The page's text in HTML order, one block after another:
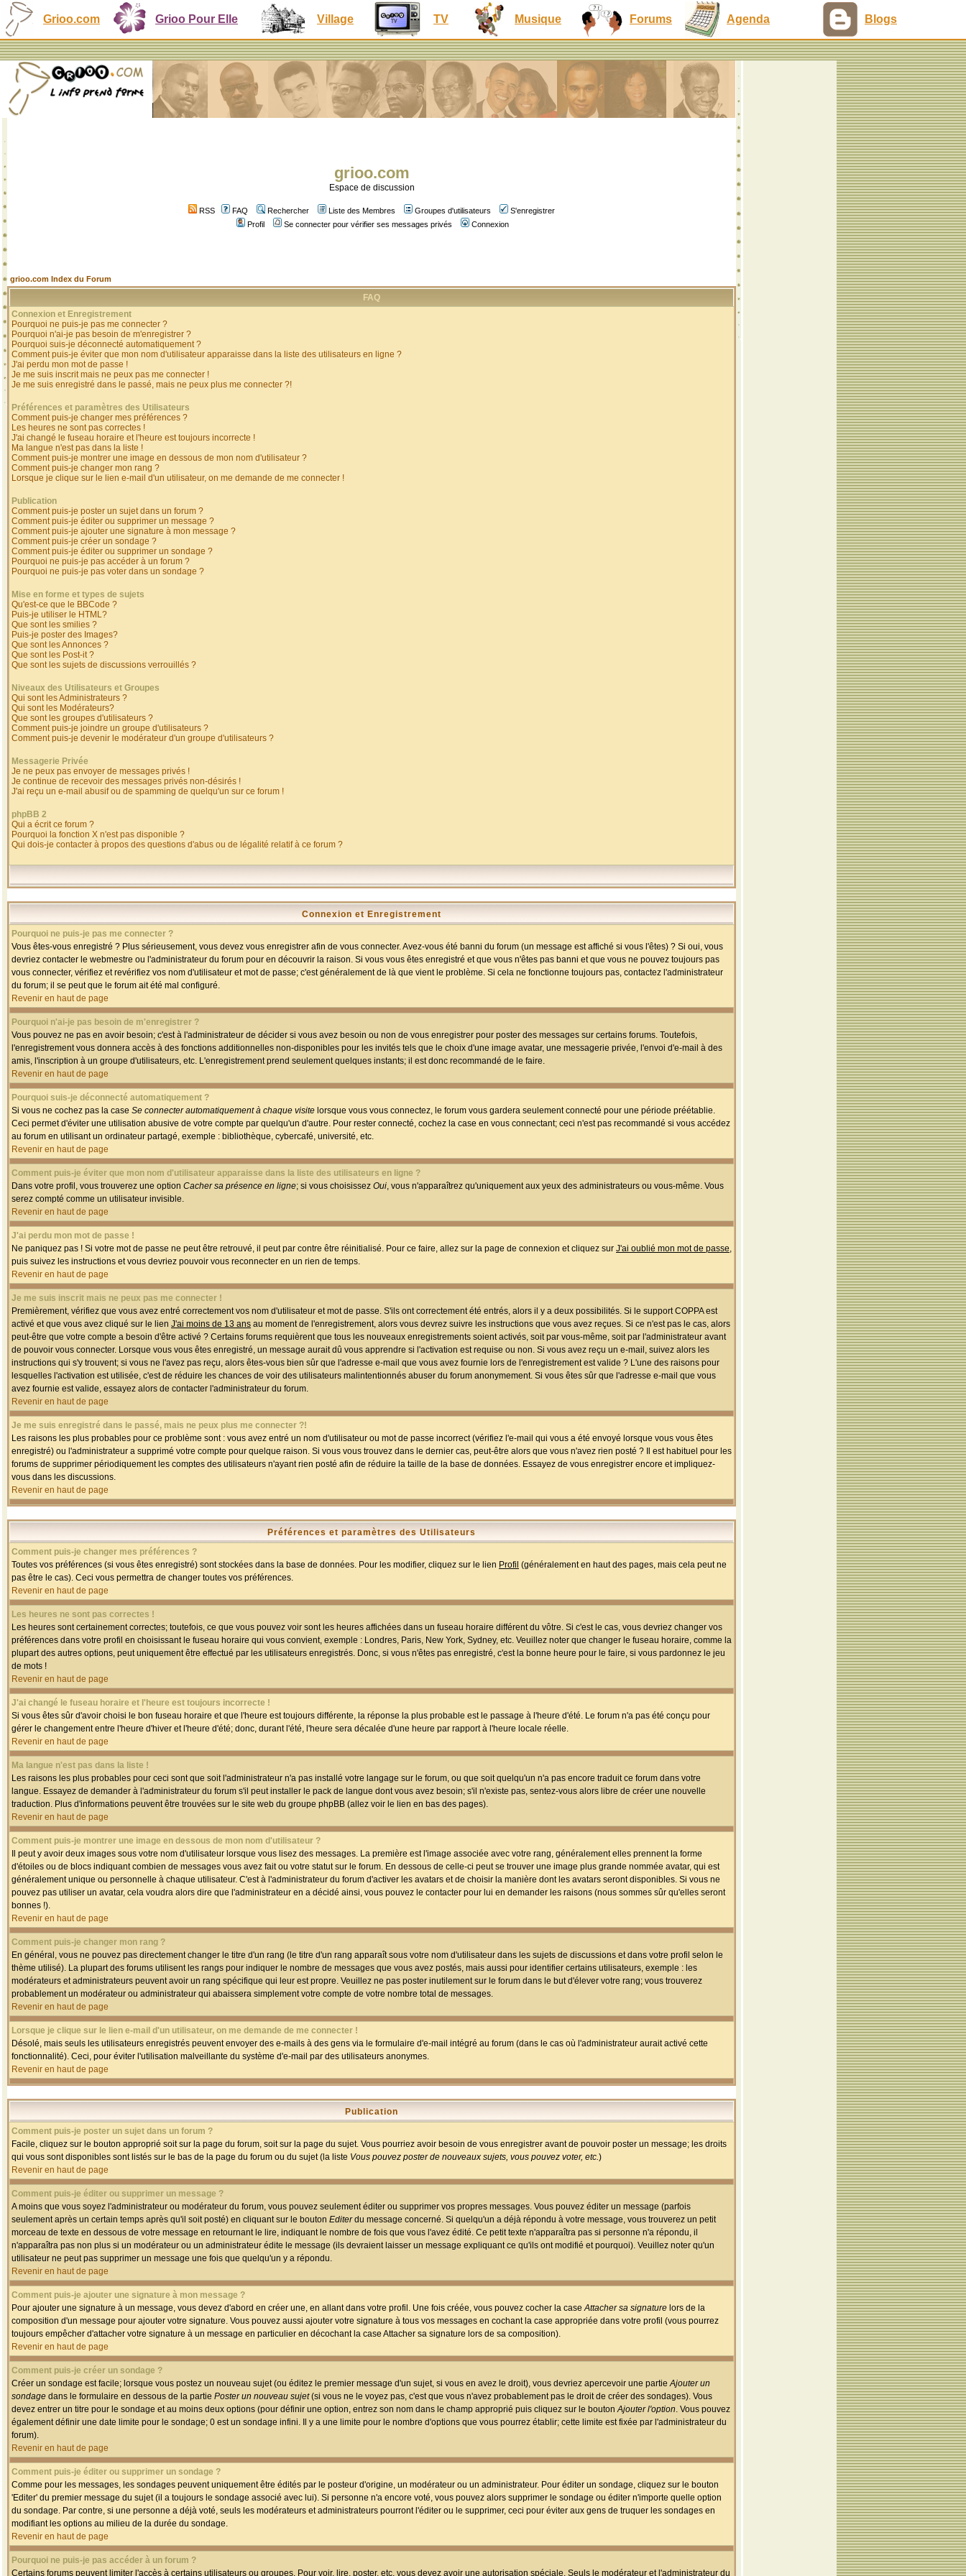
Grioo.com Grioo Pour Elle Village TV Musique Forums Agenda Blogs
grioo.com
Espace de discussion
RSS FAQ Rechercher Liste des Membres Groupes d'utilisateurs
S'enregistrer
Profil
Se connecter pour vérifier ses messages privés Connexion
grioo.com Index du Forum
FAQ
Connexion et Enregistrement
Pourquoi ne puis-je pas me connecter ?
Pourquoi n'ai-je pas besoin de m'enregistrer ?
Pourquoi suis-je déconnecté automatiquement ?
Comment puis-je éviter que mon nom d'utilisateur apparaisse dans la liste des utilisateurs en ligne ?
J'ai perdu mon mot de passe !
Je me suis inscrit mais ne peux pas me connecter !
Je me suis enregistré dans le passé, mais ne peux plus me connecter ?!
Préférences et paramètres des Utilisateurs
Comment puis-je changer mes préférences ?
Les heures ne sont pas correctes !
J'ai changé le fuseau horaire et l'heure est toujours incorrecte !
Ma langue n'est pas dans la liste !
Comment puis-je montrer une image en dessous de mon nom d'utilisateur ?
Comment puis-je changer mon rang ?
Lorsque je clique sur le lien e-mail d'un utilisateur, on me demande de me connecter !
Publication
Comment puis-je poster un sujet dans un forum ?
Comment puis-je éditer ou supprimer un message ?
Comment puis-je ajouter une signature à mon message ?
Comment puis-je créer un sondage ?
Comment puis-je éditer ou supprimer un sondage ?
Pourquoi ne puis-je pas accéder à un forum ?
Pourquoi ne puis-je pas voter dans un sondage ?
Mise en forme et types de sujets
Qu'est-ce que le BBCode ?
Puis-je utiliser le HTML?
Que sont les smilies ?
Puis-je poster des Images?
Que sont les Annonces ?
Que sont les Post-it ?
Que sont les sujets de discussions verrouillés ?
Niveaux des Utilisateurs et Groupes
Qui sont les Administrateurs ?
Qui sont les Modérateurs?
Que sont les groupes d'utilisateurs ?
Comment puis-je joindre un groupe d'utilisateurs ?
Comment puis-je devenir le modérateur d'un groupe d'utilisateurs ?
Messagerie Privée
Je ne peux pas envoyer de messages privés !
Je continue de recevoir des messages privés non-désirés !
J'ai reçu un e-mail abusif ou de spamming de quelqu'un sur ce forum !
phpBB 2
Qui a écrit ce forum ?
Pourquoi la fonction X n'est pas disponible ?
Qui dois-je contacter à propos des questions d'abus ou de légalité relatif à ce forum ?
Connexion et Enregistrement
Pourquoi ne puis-je pas me connecter ?
Vous êtes-vous enregistré ? Plus sérieusement, vous devez vous enregistrer afin de vous connecter. Avez-vous été banni du forum (un message est affiché si vous l'êtes) ? Si oui, vous
devriez contacter le webmestre ou l'administrateur du forum pour en découvrir la raison. Si vous vous êtes enregistré et que vous n'êtes pas banni et que vous ne pouvez toujours pas
vous connecter, vérifiez et revérifiez vos nom d'utilisateur et mot de passe; c'est généralement de là que vient le problème. Si cela ne fonctionne toujours pas, contactez l'administrateur
du forum; il se peut que le forum ait été mal configuré.
Revenir en haut de page
Pourquoi n'ai-je pas besoin de m'enregistrer ?
Vous pouvez ne pas en avoir besoin; c'est à l'administrateur de décider si vous avez besoin ou non de vous enregistrer pour poster des messages sur certains forums. Toutefois,
l'enregistrement vous donnera accès à des fonctions additionnelles non-disponibles pour les invités tels que le choix d'une image avatar, une messagerie privée, l'envoi d'e-mail à des
amis, l'inscription à un groupe d'utilisateurs, etc. L'enregistrement prend seulement quelques instants; il est donc recommandé de le faire.
Revenir en haut de page
Pourquoi suis-je déconnecté automatiquement ?
Si vous ne cochez pas la case Se connecter automatiquement à chaque visite lorsque vous vous connectez, le forum vous gardera seulement connecté pour une période préétablie.
Ceci permet d'éviter une utilisation abusive de votre compte par quelqu'un d'autre. Pour rester connecté, cochez la case en vous connectant; ceci n'est pas recommandé si vous accédez
au forum en utilisant un ordinateur partagé, exemple : bibliothèque, cybercafé, université, etc.
Revenir en haut de page
Comment puis-je éviter que mon nom d'utilisateur apparaisse dans la liste des utilisateurs en ligne ?
Dans votre profil, vous trouverez une option Cacher sa présence en ligne; si vous choisissez Oui, vous n'apparaîtrez qu'uniquement aux yeux des administrateurs ou vous-même. Vous
serez compté comme un utilisateur invisible.
Revenir en haut de page
J'ai perdu mon mot de passe !
Ne paniquez pas ! Si votre mot de passe ne peut être retrouvé, il peut par contre être réinitialisé. Pour ce faire, allez sur la page de connexion et cliquez sur J'ai oublié mon mot de passe,
puis suivez les instructions et vous devriez pouvoir vous reconnecter en un rien de temps.
Revenir en haut de page
Je me suis inscrit mais ne peux pas me connecter !
Premièrement, vérifiez que vous avez entré correctement vos nom d'utilisateur et mot de passe. S'ils ont correctement été entrés, alors il y a deux possibilités. Si le support COPPA est
activé et que vous avez cliqué sur le lien J'ai moins de 13 ans au moment de l'enregistrement, alors vous devrez suivre les instructions que vous avez reçues. Si ce n'est pas le cas, alors
peut-être que votre compte a besoin d'être activé ? Certains forums requièrent que tous les nouveaux enregistrements soient activés, soit par vous-même, soit par l'administrateur avant
de pouvoir vous connecter. Lorsque vous vous êtes enregistré, un message aurait dû vous apprendre si l'activation est requise ou non. Si vous avez reçu un e-mail, suivez alors les
instructions qui s'y trouvent; si vous ne l'avez pas reçu, alors êtes-vous bien sûr que l'adresse e-mail que vous avez fournie lors de l'enregistrement est valide ? L'une des raisons pour
lesquelles l'activation est utilisée, c'est de réduire les chances de voir des utilisateurs malintentionnés abuser du forum anonymement. Si vous êtes sûr que l'adresse e-mail que vous
avez fournie est valide, essayez alors de contacter l'administrateur du forum.
Revenir en haut de page
Je me suis enregistré dans le passé, mais ne peux plus me connecter ?!
Les raisons les plus probables pour ce problème sont : vous avez entré un nom d'utilisateur ou mot de passe incorrect (vérifiez l'e-mail qui vous a été envoyé lorsque vous vous êtes
enregistré) ou l'administrateur a supprimé votre compte pour quelque raison. Si vous vous trouvez dans le dernier cas, peut-être alors que vous n'avez rien posté ? Il est habituel pour les
forums de supprimer périodiquement les comptes des utilisateurs n'ayant rien posté afin de réduire la taille de la base de données. Essayez de vous enregistrer encore et impliquez-
vous dans les discussions.
Revenir en haut de page
Préférences et paramètres des Utilisateurs
Comment puis-je changer mes préférences ?
Toutes vos préférences (si vous êtes enregistré) sont stockées dans la base de données. Pour les modifier, cliquez sur le lien Profil (généralement en haut des pages, mais cela peut ne
pas être le cas). Ceci vous permettra de changer toutes vos préférences.
Revenir en haut de page
Les heures ne sont pas correctes !
Les heures sont certainement correctes; toutefois, ce que vous pouvez voir sont les heures affichées dans un fuseau horaire différent du vôtre. Si c'est le cas, vous devriez changer vos
préférences dans votre profil en choisissant le fuseau horaire qui vous convient, exemple : Londres, Paris, New York, Sydney, etc. Veuillez noter que changer le fuseau horaire, comme la
plupart des autres options, peut uniquement être effectué par les utilisateurs enregistrés. Donc, si vous n'êtes pas enregistré, c'est la bonne heure pour le faire, si vous pardonnez le jeu
de mots !
Revenir en haut de page
J'ai changé le fuseau horaire et l'heure est toujours incorrecte !
Si vous êtes sûr d'avoir choisi le bon fuseau horaire et que l'heure est toujours différente, la réponse la plus probable est le passage à l'heure d'été. Le forum n'a pas été conçu pour
gérer le changement entre l'heure d'hiver et l'heure d'été; donc, durant l'été, l'heure sera décalée d'une heure par rapport à l'heure locale réelle.
Revenir en haut de page
Ma langue n'est pas dans la liste !
Les raisons les plus probables pour ceci sont que soit l'administrateur n'a pas installé votre langage sur le forum, ou que soit quelqu'un n'a pas encore traduit ce forum dans votre
langue. Essayez de demander à l'administrateur du forum s'il peut installer le pack de langue dont vous avez besoin; s'il n'existe pas, sentez-vous alors libre de créer une nouvelle
traduction. Plus d'informations peuvent être trouvées sur le site web du groupe phpBB (allez voir le lien en bas des pages).
Revenir en haut de page
Comment puis-je montrer une image en dessous de mon nom d'utilisateur ?
Il peut y avoir deux images sous votre nom d'utilisateur lorsque vous lisez des messages. La première est l'image associée avec votre rang, généralement elles prennent la forme
d'étoiles ou de blocs indiquant combien de messages vous avez fait ou votre statut sur le forum. En dessous de celle-ci peut se trouver une image plus grande nommée avatar, qui est
généralement unique ou personnelle à chaque utilisateur. C'est à l'administrateur du forum d'activer les avatars et de choisir la manière dont les avatars seront disponibles. Si vous ne
pouvez pas utiliser un avatar, cela voudra alors dire que l'administrateur en a décidé ainsi, vous pouvez le contacter pour lui en demander les raisons (nous sommes sûr qu'elles seront
bonnes !).
Revenir en haut de page
Comment puis-je changer mon rang ?
En général, vous ne pouvez pas directement changer le titre d'un rang (le titre d'un rang apparaît sous votre nom d'utilisateur dans les sujets de discussions et dans votre profil selon le
thème utilisé). La plupart des forums utilisent les rangs pour indiquer le nombre de messages que vous avez postés, mais aussi pour identifier certains utilisateurs, exemple : les
modérateurs et administrateurs peuvent avoir un rang spécifique qui leur est propre. Veuillez ne pas poster inutilement sur le forum dans le but d'élever votre rang; vous trouverez
probablement un modérateur ou administrateur qui abaissera simplement votre compte de votre nombre total de messages.
Revenir en haut de page
Lorsque je clique sur le lien e-mail d'un utilisateur, on me demande de me connecter !
Désolé, mais seuls les utilisateurs enregistrés peuvent envoyer des e-mails à des gens via le formulaire d'e-mail intégré au forum (dans le cas où l'administrateur aurait activé cette
fonctionnalité). Ceci, pour éviter l'utilisation malveillante du système d'e-mail par des utilisateurs anonymes.
Revenir en haut de page
Publication
Comment puis-je poster un sujet dans un forum ?
Facile, cliquez sur le bouton approprié soit sur la page du forum, soit sur la page du sujet. Vous pourriez avoir besoin de vous enregistrer avant de pouvoir poster un message; les droits
qui vous sont disponibles sont listés sur le bas de la page du forum ou du sujet (la liste Vous pouvez poster de nouveaux sujets, vous pouvez voter, etc.)
Revenir en haut de page
Comment puis-je éditer ou supprimer un message ?
A moins que vous soyez l'administrateur ou modérateur du forum, vous pouvez seulement éditer ou supprimer vos propres messages. Vous pouvez éditer un message (parfois
seulement après un certain temps après qu'il soit posté) en cliquant sur le bouton Editerdu message concerné. Si quelqu'un a déjà répondu à votre message, vous trouverez un petit
morceau de texte en dessous de votre message en retournant le lire, indiquant le nombre de fois que vous l'avez édité. Ce petit texte n'apparaîtra pas si personne n'a répondu, il
n'apparaîtra pas non plus si un modérateur ou un administrateur édite le message (ils devraient laisser un message expliquant ce qu'ils ont modifié et pourquoi). Veuillez noter qu'un
utilisateur ne peut pas supprimer un message une fois que quelqu'un y a répondu.
Revenir en haut de page
Comment puis-je ajouter une signature à mon message ?
Pour ajouter une signature à un message, vous devez d'abord en créer une, en allant dans votre profil. Une fois créée, vous pouvez cocher la caseAttacher sa signature lors de la
composition d'un message pour ajouter votre signature. Vous pouvez aussi ajouter votre signature à tous vos messages en cochant la case appropriée dans votre profil (vous pourrez
toujours empêcher d'attacher votre signature à un message en particulier en décochant la case Attacher sa signature lors de sa composition).
Revenir en haut de page
Comment puis-je créer un sondage ?
Créer un sondage est facile; lorsque vous postez un nouveau sujet (ou éditez le premier message d'un sujet, si vous en avez le droit), vous devriez apercevoir une partieAjouter un
sondage dans le formulaire en dessous de la partie Poster un nouveau sujet(si vous ne le voyez pas, c'est que vous n'avez probablement pas le droit de créer des sondages). Vous
devez entrer un titre pour le sondage et au moins deux options (pour définir une option, entrez son nom dans le champ approprié puis cliquez sur le boutonAjouter l'option. Vous pouvez
également définir une date limite pour le sondage; 0 est un sondage infini. Il y a une limite pour le nombre d'options que vous pourrez établir; cette limite est fixée par l'administrateur du
forum).
Revenir en haut de page
Comment puis-je éditer ou supprimer un sondage ?
Comme pour les messages, les sondages peuvent uniquement être édités par le posteur d'origine, un modérateur ou un administrateur. Pour éditer un sondage, cliquez sur le bouton
'Editer' du premier message du sujet (il a toujours le sondage associé avec lui). Si personne n'a encore voté, vous pouvez alors supprimer le sondage ou éditer n'importe quelle option
du sondage. Par contre, si une personne a déjà voté, seuls les modérateurs et administrateurs pourront l'éditer ou le supprimer, ceci pour éviter aux gens de truquer les sondages en
modifiant les options au milieu de la durée du sondage.
Revenir en haut de page
Pourquoi ne puis-je pas accéder à un forum ?
Certains forums peuvent limiter l'accès à certains utilisateurs ou groupes. Pour voir, lire, poster, etc. vous devez avoir une autorisation spéciale. Seuls le modérateur et l'administrateur du